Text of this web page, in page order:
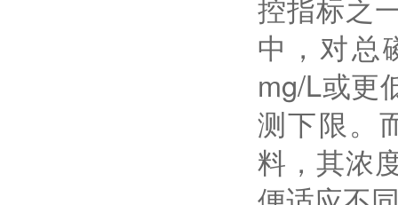
中，对总
mg/L或更
测下限。
料，其浓